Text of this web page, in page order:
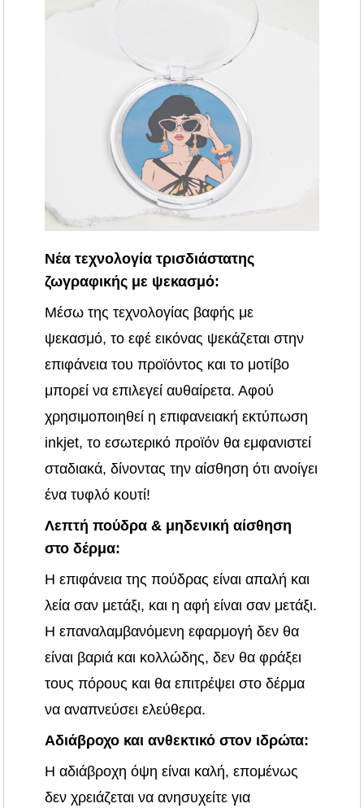
Νέα τεχνολογία τρισδιάστατης
ζωγραφικής με ψεκασμό:
Μέσω της τεχνολογίας βαφής με
ψεκασμό, το εφέ εικόνας ψεκάζεται στην
επιφάνεια του προϊόντος και το μοτίβο
μπορεί να επιλεγεί αυθαίρετα. Αφού
χρησιμοποιηθεί η επιφανειακή εκτύπωση
inkjet, το εσωτερικό προϊόν θα εμφανιστεί
σταδιακά, δίνοντας την αίσθηση ότι ανοίγει
ένα τυφλό κουτί!
Λεπτή πούδρα & μηδενική αίσθηση
στο δέρμα:
Η επιφάνεια της πούδρας είναι απαλή και
λεία σαν μετάξι, και η αφή είναι σαν μετάξι.
Η επαναλαμβανόμενη εφαρμογή δεν θα
είναι βαριά και κολλώδης, δεν θα φράξει
τους πόρους και θα επιτρέψει στο δέρμα
να αναπνεύσει ελεύθερα.
Αδιάβροχο και ανθεκτικό στον ιδρώτα:
Η αδιάβροχη όψη είναι καλή, επομένως
δεν χρειάζεται να ανησυχείτε για